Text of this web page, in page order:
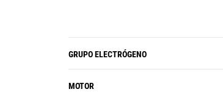
GRUPO ELECTRÓGENO
MOTOR